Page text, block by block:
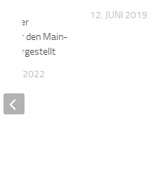
12. JUNI 2019
für den Main-
vorgestellt
2022